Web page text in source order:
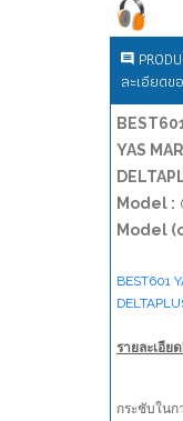
ละเอียด
YAS
Model :
Model
BEST601
รายละเอี
กระชับในก